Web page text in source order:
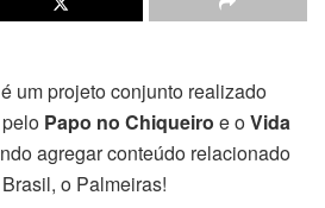
é um projeto conjunto realizado
Papo no Chiqueiro e oVida
agregar conteúdo relacionado
o Palmeiras!